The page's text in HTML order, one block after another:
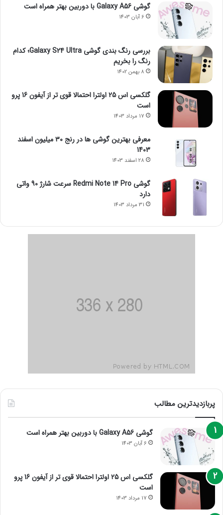
گوشی Galaxy A56 با دوربین بهتر همراه است
6 آبان 1403
بررسی رنگ بندی گوشی Galaxy S24 Ultra؛ کدام
رنگ را بخریم
8 بهمن 1402
گلکسی اس 25 اولترا احتمالا قوی تر از آیفون 16 پرو
است
17 مرداد 1403
معرفی بهترین گوشی ها در رنج ۳۰ میلیون اسفند
1403
28 اسفند 1403
گوشی Redmi Note 14 Pro سرعت شارژ 90 واتی
دارد
31 مرداد 1403
پربازدیدترین مطالب
گوشی Galaxy A56 با دوربین بهتر همراه است
6 آبان 1403
گلکسی اس 25 اولترا احتمالا قوی تر از آیفون 16 پرو
است
17 مرداد 1403